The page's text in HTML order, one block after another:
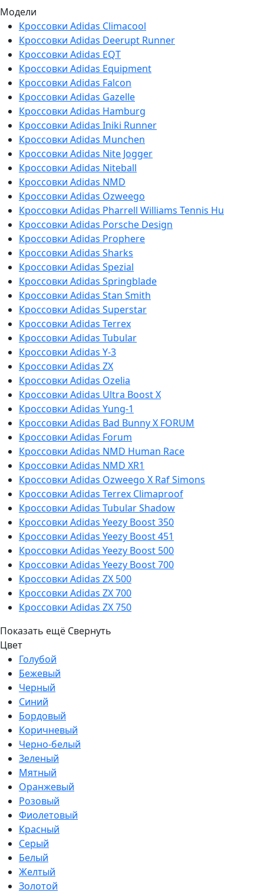
Модели
Кроссовки Adidas Climacool
Кроссовки Adidas Deerupt Runner
Кроссовки Adidas EQT
Кроссовки Adidas Equipment
Кроссовки Adidas Falcon
Кроссовки Adidas Gazelle
Кроссовки Adidas Hamburg
Кроссовки Adidas Iniki Runner
Кроссовки Adidas Munchen
Кроссовки Adidas Nite Jogger
Кроссовки Adidas Niteball
Кроссовки Adidas NMD
Кроссовки Adidas Ozweego
Кроссовки Adidas Pharrell Williams Tennis Hu
Кроссовки Adidas Porsche Design
Кроссовки Adidas Prophere
Кроссовки Adidas Sharks
Кроссовки Adidas Spezial
Кроссовки Adidas Springblade
Кроссовки Adidas Stan Smith
Кроссовки Adidas Superstar
Кроссовки Adidas Terrex
Кроссовки Adidas Tubular
Кроссовки Adidas Y-3
Кроссовки Adidas ZX
Кроссовки Adidas Ozelia
Кроссовки Adidas Ultra Boost X
Кроссовки Adidas Yung-1
Кроссовки Adidas Bad Bunny X FORUM
Кроссовки Adidas Forum
Кроссовки Adidas NMD Human Race
Кроссовки Adidas NMD XR1
Кроссовки Adidas Ozweego Х Raf Simons
Кроссовки Adidas Terrex Climaproof
Кроссовки Adidas Tubular Shadow
Кроссовки Adidas Yeezy Boost 350
Кроссовки Adidas Yeezy Boost 451
Кроссовки Adidas Yeezy Boost 500
Кроссовки Adidas Yeezy Boost 700
Кроссовки Adidas ZX 500
Кроссовки Adidas ZX 700
Кроссовки Adidas ZX 750
Показать ещё Свернуть
Цвет
Голубой
Бежевый
Черный
Синий
Бордовый
Коричневый
Черно-белый
Зеленый
Мятный
Оранжевый
Розовый
Фиолетовый
Красный
Серый
Белый
Желтый
Золотой